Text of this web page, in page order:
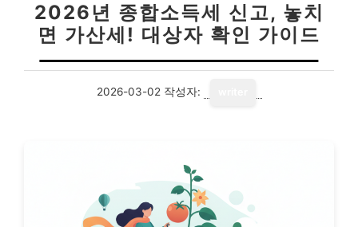
2026년 종합소득세 신고, 놓치
면 가산세! 대상자 확인 가이드
2026-03-02 작성자: